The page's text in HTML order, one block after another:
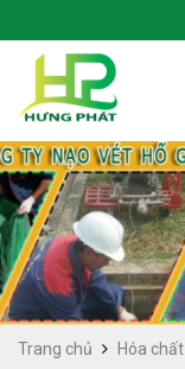
Trang chủ Hóa chất